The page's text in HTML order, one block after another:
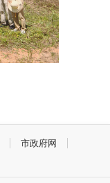
市政府网